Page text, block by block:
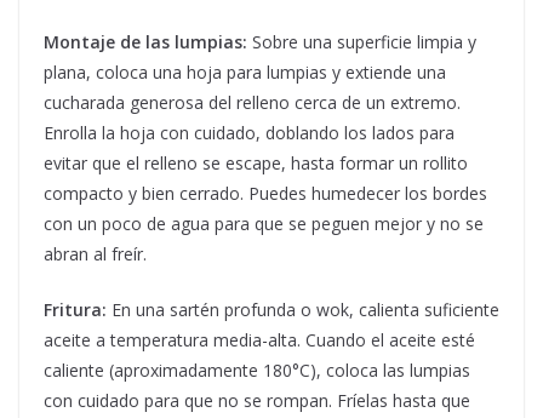
Montaje de las lumpias: Sobre una superficie limpia y
plana, coloca una hoja para lumpias y extiende una
cucharada generosa del relleno cerca de un extremo.
Enrolla la hoja con cuidado, doblando los lados para
evitar que el relleno se escape, hasta formar un rollito
compacto y bien cerrado. Puedes humedecer los bordes
con un poco de agua para que se peguen mejor y no se
abran al freír.
Fritura: En una sartén profunda o wok, calienta suficiente
aceite a temperatura media-alta. Cuando el aceite esté
caliente (aproximadamente 180°C), coloca las lumpias
con cuidado para que no se rompan. Fríelas hasta que